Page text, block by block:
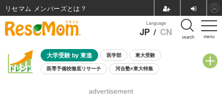
menu
Language
JP / CN search
大学受験 by 東進 医学部 東大受験
医専予備校徹底リサーチ 河合塾×東大特集
8月開催学校説明会・相談会
advertisement
リセマム メンバーズ